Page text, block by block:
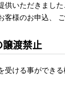
供いただきまし
客様のお申込、
譲渡禁止
受ける事ができ